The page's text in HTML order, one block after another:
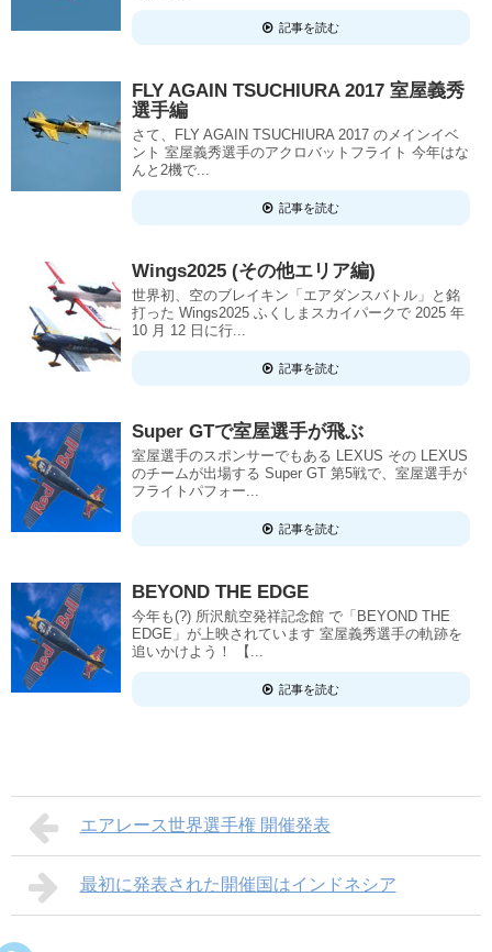
記事を読む
FLY AGAIN TSUCHIURA 2017 室屋義秀
選手編
さて、FLY AGAIN TSUCHIURA 2017 のメインイベ
ント 室屋義秀選手のアクロバットフライト 今年はな
んと2機で...
記事を読む
Wings2025 (その他エリア編)
世界初、空のブレイキン「エアダンスバトル」と銘
打った Wings2025 ふくしまスカイパークで 2025 年
10 月 12 日に行...
記事を読む
Super GTで室屋選手が飛ぶ
室屋選手のスポンサーでもある LEXUS その LEXUS
のチームが出場する Super GT 第5戦で、室屋選手が
フライトパフォー...
記事を読む
BEYOND THE EDGE
今年も(?) 所沢航空発祥記念館 で「BEYOND THE
EDGE」が上映されています 室屋義秀選手の軌跡を
追いかけよう！ 【...
記事を読む
エアレース世界選手権 開催発表
最初に発表された開催国はインドネシア